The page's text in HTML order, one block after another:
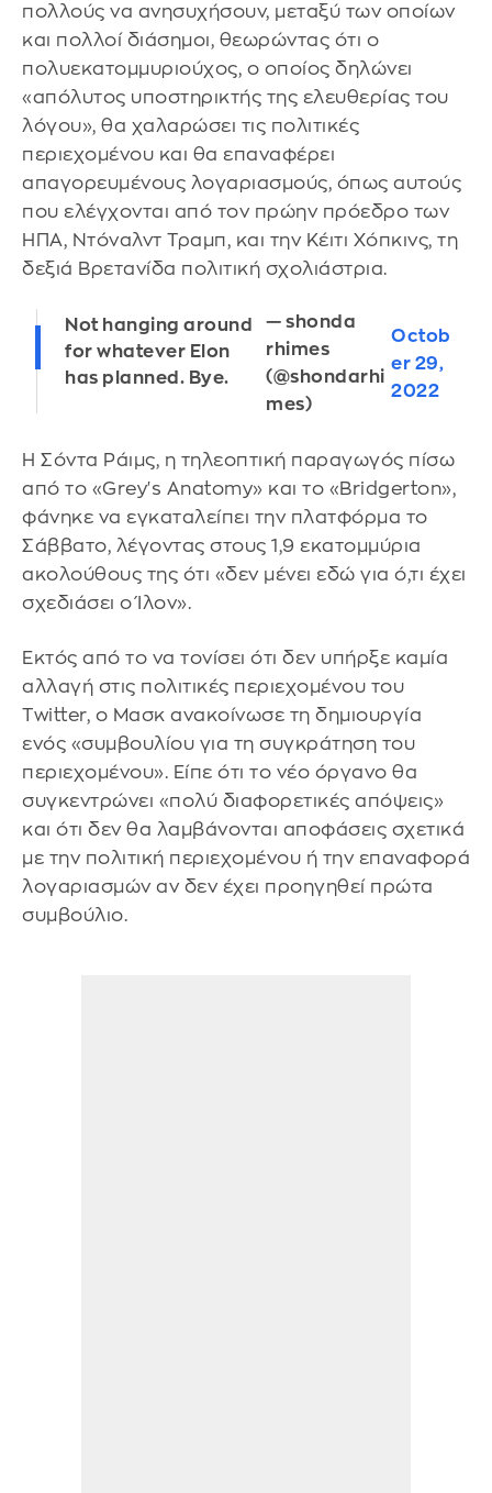
πολλούς να ανησυχήσουν, μεταξύ των οποίων
και πολλοί διάσημοι, θεωρώντας ότι ο
πολυεκατομμυριούχος, ο οποίος δηλώνει
«απόλυτος υποστηρικτής της ελευθερίας του
λόγου», θα χαλαρώσει τις πολιτικές
περιεχομένου και θα επαναφέρει
απαγορευμένους λογαριασμούς, όπως αυτούς
που ελέγχονται από τον πρώην πρόεδρο των
ΗΠΑ, Ντόναλντ Τραμπ, και την Κέιτι Χόπκινς, τη
δεξιά Βρετανίδα πολιτική σχολιάστρια.
Not hanging around
for whatever Elon
has planned. Bye.
— shonda
rhimes
(@shondarhi
mes)
Octob
er 29,
2022
Η Σόντα Ράιμς, η τηλεοπτική παραγωγός πίσω
από το «Grey's Anatomy» και το «Bridgerton»,
φάνηκε να εγκαταλείπει την πλατφόρμα το
Σάββατο, λέγοντας στους 1,9 εκατομμύρια
ακολούθους της ότι «δεν μένει εδώ για ό,τι έχει
σχεδιάσει ο Ίλον».
Εκτός από το να τονίσει ότι δεν υπήρξε καμία
αλλαγή στις πολιτικές περιεχομένου του
Twitter, ο Μασκ ανακοίνωσε τη δημιουργία
ενός «συμβουλίου για τη συγκράτηση του
περιεχομένου». Είπε ότι το νέο όργανο θα
συγκεντρώνει «πολύ διαφορετικές απόψεις»
και ότι δεν θα λαμβάνονται αποφάσεις σχετικά
με την πολιτική περιεχομένου ή την επαναφορά
λογαριασμών αν δεν έχει προηγηθεί πρώτα
συμβούλιο.